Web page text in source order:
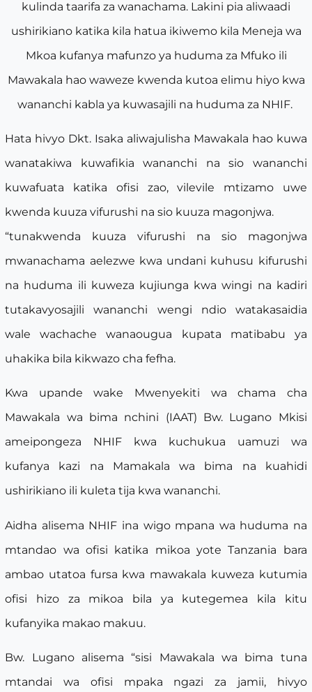
kulinda taarifa za wanachama. Lakini pia aliwaadi
ushirikiano katika kila hatua ikiwemo kila Meneja wa
Mkoa kufanya mafunzo ya huduma za Mfuko ili
Mawakala hao waweze kwenda kutoa elimu hiyo kwa
wananchi kabla ya kuwasajili na huduma za NHIF.
Hata hivyo Dkt. Isaka aliwajulisha Mawakala hao kuwa
wanatakiwa kuwafikia wananchi na sio wananchi
kuwafuata katika ofisi zao, vilevile mtizamo uwe
kwenda kuuza vifurushi na sio kuuza magonjwa.
“tunakwenda kuuza vifurushi na sio magonjwa
mwanachama aelezwe kwa undani kuhusu kifurushi
na huduma ili kuweza kujiunga kwa wingi na kadiri
tutakavyosajili wananchi wengi ndio watakasaidia
wale wachache wanaougua kupata matibabu ya
uhakika bila kikwazo cha fefha.
Kwa upande wake Mwenyekiti wa chama cha
Mawakala wa bima nchini (IAAT) Bw. Lugano Mkisi
ameipongeza NHIF kwa kuchukua uamuzi wa
kufanya kazi na Mamakala wa bima na kuahidi
ushirikiano ili kuleta tija kwa wananchi.
Aidha alisema NHIF ina wigo mpana wa huduma na
mtandao wa ofisi katika mikoa yote Tanzania bara
ambao utatoa fursa kwa mawakala kuweza kutumia
ofisi hizo za mikoa bila ya kutegemea kila kitu
kufanyika makao makuu.
Bw. Lugano alisema “sisi Mawakala wa bima tuna
mtandai wa ofisi mpaka ngazi za jamii, hivyo